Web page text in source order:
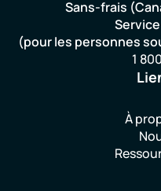
Sans-frais
(pour les personnes
1
À